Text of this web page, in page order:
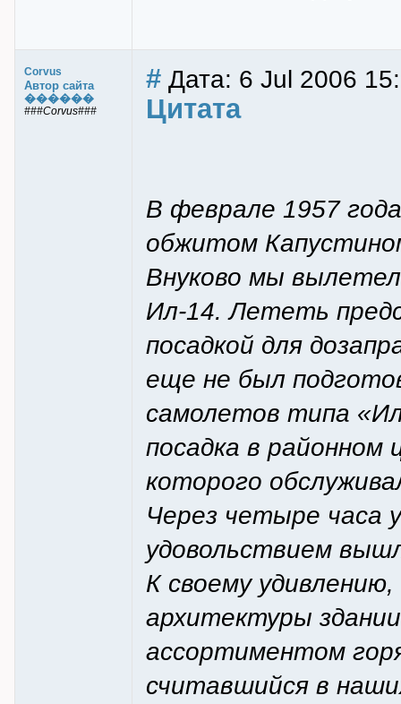
Corvus
Автор сайта
������
###Corvus###
# Дата: 6 Jul 2006
Цитата
В феврале 1957
обжитом
Внуково мы
Ил-14. Лететь
посадкой для
еще не был
самолетов типа
посадка в
которого
Через четыре часа
удовольствием
К своему
архитектуры
ассортиментом
считавшийся в